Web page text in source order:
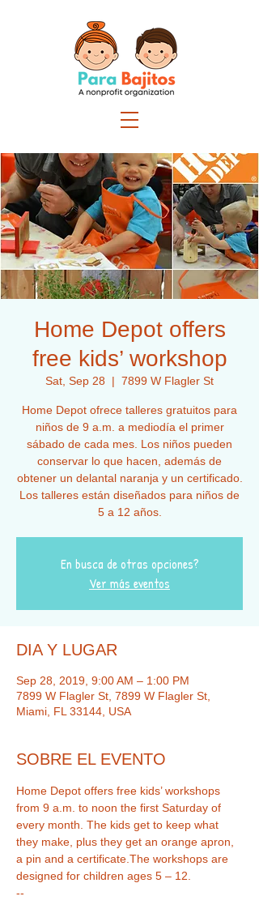
Home Depot offers
free kids’ workshop
Sat, Sep 28
  |
7899 W Flagler St
Home Depot ofrece talleres gratuitos para
niños de 9 a.m. a mediodía el primer
sábado de cada mes. Los niños pueden
conservar lo que hacen, además de
obtener un delantal naranja y un certificado.
Los talleres están diseñados para niños de
5 a 12 años.
En busca de otras opciones?
Ver más eventos
DIA Y LUGAR
Sep 28, 2019, 9:00 AM – 1:00 PM
7899 W Flagler St, 7899 W Flagler St,
Miami, FL 33144, USA
SOBRE EL EVENTO
Home Depot offers free kids’ workshops
from 9 a.m. to noon the first Saturday of
every month. The kids get to keep what
they make, plus they get an orange apron,
a pin and a certificate.The workshops are
designed for children ages 5 – 12.
--